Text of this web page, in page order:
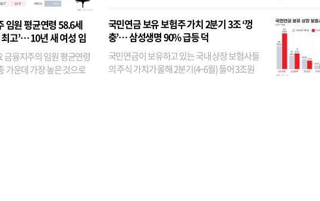
임원 평균연령 58.6세
최고’… 10년 새 여성 임
껑충
금융지주의 임원 평균연령
가운데 가장 높은 것으로
융이었다. 특히 KB금융은 지난달 말 기준 해외
기관투자자 지분율이...
국민연금 보유 보험주 가치 2분기 3조 ‘껑
충’… 삼성생명 90% 급등 덕
국민연금이 보유하고 있는 국내 상장 보험사들
의 주식 가치가 올해 2분기(4~6월) 들어 3조원